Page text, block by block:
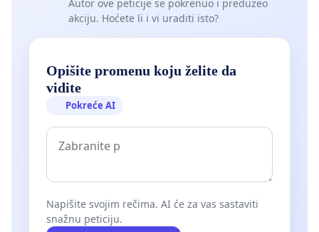
Autor ove peticije se pokrenuo i preduzeo
akciju. Hoćete li i vi uraditi isto?
Opišite promenu koju želite da
vidite
Pokreće AI
Napišite svojim rečima. AI će za vas sastaviti
snažnu peticiju.